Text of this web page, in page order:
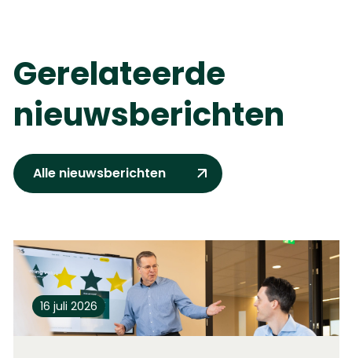
Gerelateerde
nieuwsberichten
Alle nieuwsberichten
16 juli 2026